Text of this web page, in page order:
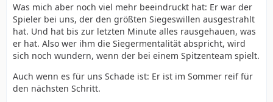
Was mich aber noch viel mehr beeindruckt hat: Er war der
Spieler bei uns, der den größten Siegeswillen ausgestrahlt
hat. Und hat bis zur letzten Minute alles rausgehauen, was
er hat. Also wer ihm die Siegermentalität abspricht, wird
sich noch wundern, wenn der bei einem Spitzenteam spielt.
Auch wenn es für uns Schade ist: Er ist im Sommer reif für
den nächsten Schritt.